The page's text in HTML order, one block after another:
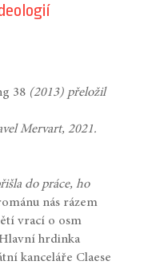
38 (2013) přeložil
Mervart, 2021.
do práce, ho
nás rázem
vrací o osm
hrdinka
kanceláře Claese